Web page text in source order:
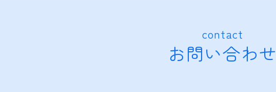
contact
お問い合わせ